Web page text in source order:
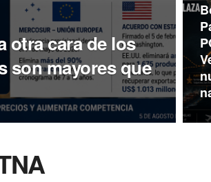
otra cara de los
son mayores que